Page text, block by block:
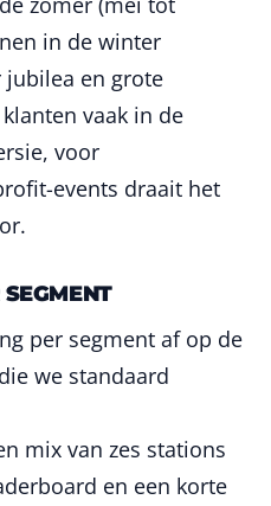
in de winter
en grote
vaak in de
voor
events draait het
per segment af op de
we standaard
mix van zes stations
en een korte